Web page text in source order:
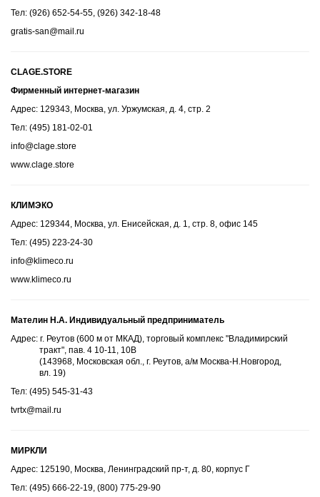
Тел: (926) 652-54-55, (926) 342-18-48
gratis-san@mail.ru
CLAGE.STORE
Фирменный интернет-магазин
Адрес: 129343, Москва, ул. Уржумская, д. 4, стр. 2
Тел: (495) 181-02-01
info@clage.store
www.clage.store
КЛИМЭКО
Адрес: 129344, Москва, ул. Енисейская, д. 1, стр. 8, офис 145
Тел: (495) 223-24-30
info@klimeco.ru
www.klimeco.ru
Мателин Н.А. Индивидуальный предприниматель
Адрес: г. Реутов (600 м от МКАД), торговый комплекс "Владимирский
тракт", пав. 4 10-11, 10В
(143968, Московская обл., г. Реутов, а/м Москва-Н.Новгород,
вл. 19)
Тел: (495) 545-31-43
tvrtx@mail.ru
МИРКЛИ
Адрес: 125190, Москва, Ленинградский пр-т, д. 80, корпус Г
Тел: (495) 666-22-19, (800) 775-29-90